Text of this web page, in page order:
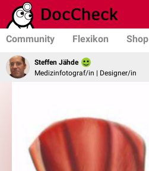
Community Flexikon Shop
Steffen Jähde
Medizinfotograf/in | Designer/in